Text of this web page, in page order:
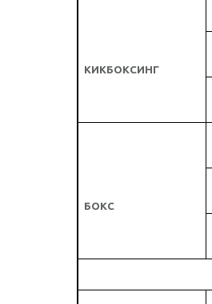
КИКБОКСИНГ
БОКС